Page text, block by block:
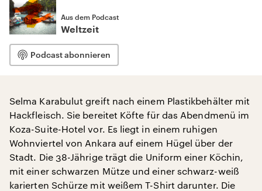
Aus dem Podcast
Weltzeit
Podcast abonnieren
Selma Karabulut greift nach einem Plastikbehälter mit
Hackfleisch. Sie bereitet Köfte für das Abendmenü im
Koza-Suite-Hotel vor. Es liegt in einem ruhigen
Wohnviertel von Ankara auf einem Hügel über der
Stadt. Die 38-Jährige trägt die Uniform einer Köchin,
mit einer schwarzen Mütze und einer schwarz-weiß
karierten Schürze mit weißem T-Shirt darunter. Die